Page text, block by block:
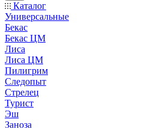
Каталог
Универсальные
Бекас
Бекас ЦМ
Лиса
Лиса ЦМ
Пилигрим
Следопыт
Стрелец
Турист
Эш
Заноза